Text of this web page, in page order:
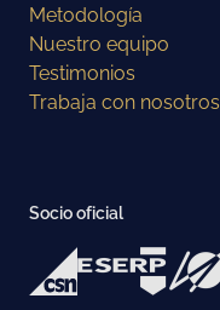
Metodología
Nuestro equipo
Testimonios
Trabaja con nosotros
Socio oficial